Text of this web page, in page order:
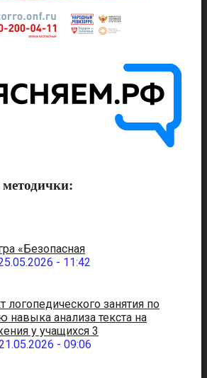
«Безопасная
- 11:42
логопедического занятия по
навыка анализа текста на
у учащихся 3
- 09:06